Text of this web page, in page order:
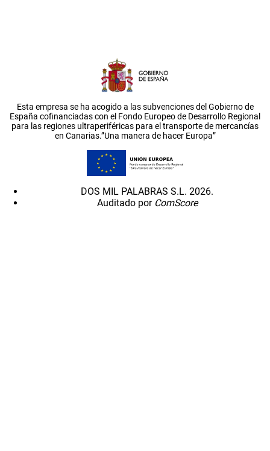
Esta empresa se ha acogido a las subvenciones del Gobierno de
España cofinanciadas con el Fondo Europeo de Desarrollo Regional
para las regiones ultraperiféricas para el transporte de mercancías
en Canarias.”Una manera de hacer Europa”
DOS MIL PALABRAS S.L. 2026.
Auditado por ComScore